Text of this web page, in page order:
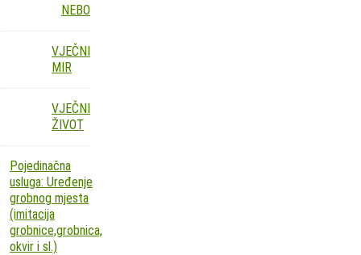
NEBO
VJEČNI
MIR
VJEČNI
ŽIVOT
Pojedinačna
usluga: Uređenje
grobnog mjesta
(imitacija
grobnice,grobnica,
okvir i sl.)